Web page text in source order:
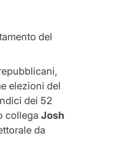
elezioni del
dei 52
collegaJosh
da